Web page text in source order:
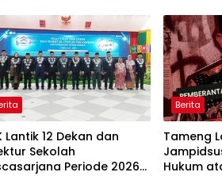
Lantik 12 Dekan dan
Sekolah
Periode 2026-
Berita
Tameng
Hukum